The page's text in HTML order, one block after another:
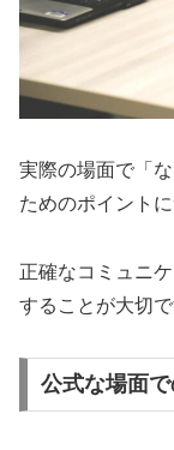
実際の場面で「
ためのポイント
正確なコミュニ
することが大切で
公式な場面で